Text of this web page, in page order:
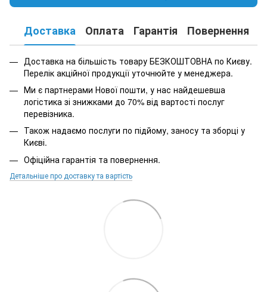
Доставка Оплата Гарантія Повернення
Доставка на більшість товару БЕЗКОШТОВНА по Києву.
Перелік акційної продукції уточнюйте у менеджера.
Ми є партнерами Нової пошти, у нас найдешевша
логістика зі знижками до 70% від вартості послуг
перевізника.
Також надаємо послуги по підйому, заносу та зборці у
Києві.
Офіційна гарантія та повернення.
Детальніше про доставку та вартість